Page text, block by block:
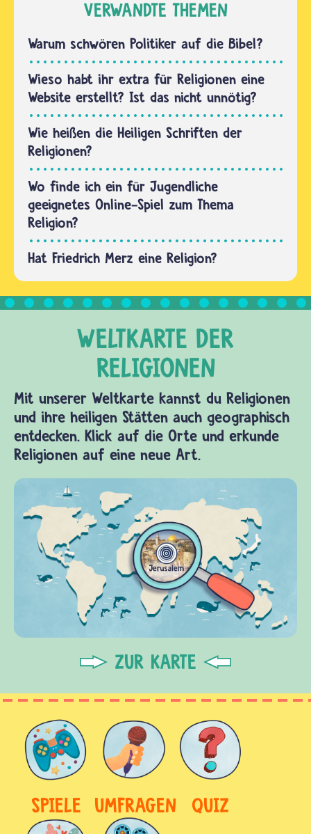
gibt es
große…
Religionen.
meisten
Japanerinnen
und
Japaner
glauben
an den
Shintoismus
und an…
VERWANDTE THEMEN
Warum schwören Politiker auf die Bibel?
Wieso habt ihr extra für Religionen eine
Website erstellt? Ist das nicht unnötig?
Wie heißen die Heiligen Schriften der
Religionen?
Wo finde ich ein für Jugendliche
geeignetes Online-Spiel zum Thema
Religion?
Hat Friedrich Merz eine Religion?
Mit unserer Weltkarte kannst du Religionen
und ihre heiligen Stätten auch geographisch
entdecken. Klick auf die Orte und erkunde
Religionen auf eine neue Art.
ZUR KARTE
SPIELE UMFRAGEN QUIZ